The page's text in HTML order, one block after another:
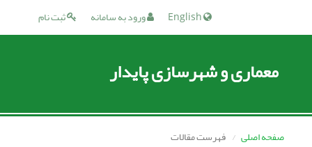
ثبت نام ورود به سامانه
معماری و شهرسازی پایدار
صفحه اصلی فهرست مقالات